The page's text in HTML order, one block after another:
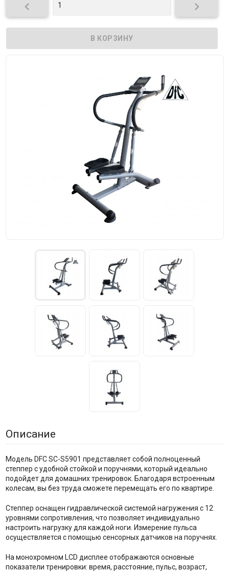
 
Описание
Модель DFC SC-S5901 представляет собой полноценный
степпер с удобной стойкой и поручнями, который идеально
подойдет для домашних тренировок. Благодаря встроенным
колесам, вы без труда сможете перемещать его по квартире.
Степпер оснащен гидравлической системой нагружения с 12
уровнями сопротивления, что позволяет индивидуально
настроить нагрузку для каждой ноги. Измерение пульса
осуществляется с помощью сенсорных датчиков на поручнях.
На монохромном LCD дисплее отображаются основные
показатели тренировки: время, расстояние, пульс, возраст,